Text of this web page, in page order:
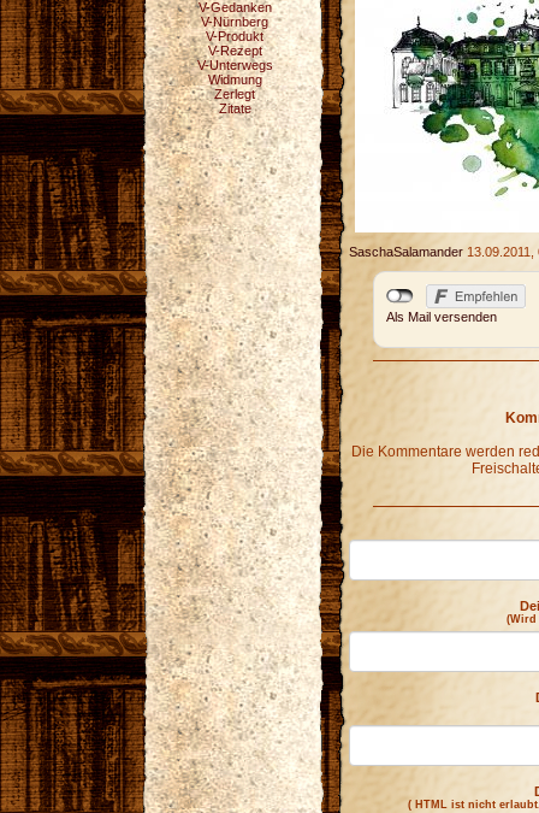
V-Gedanken
V-Nürnberg
V-Produkt
V-Rezept
V-Unterwegs
Widmung
Zerlegt
Zitate
SaschaSalamander 13.09.2011,
Als Mail versenden
Die Kommentare werden
(Wird
( HTML ist nicht